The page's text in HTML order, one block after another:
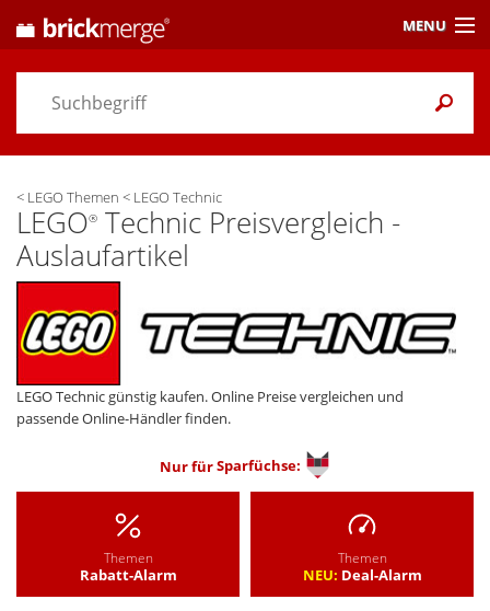
< LEGO Themen < LEGO Technic
LEGO® Technic Preisvergleich -
Auslaufartikel
LEGO Technic günstig kaufen. Online Preise vergleichen und
passende Online-Händler finden.
Nur fürSparfüchse:
Themen
Rabatt-Alarm
Themen
NEU: Deal-Alarm
MENU
Preisvergleich
Themen/ Händler
Alarme& Wunschlisten